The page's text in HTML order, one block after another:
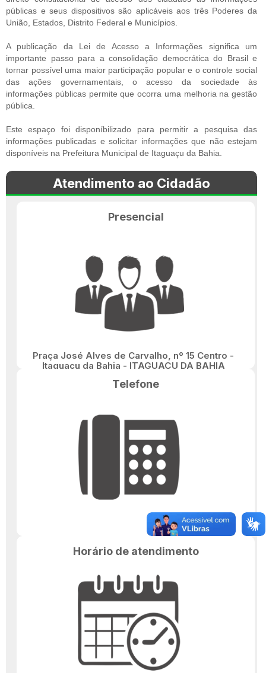
públicas e seus dispositivos são aplicáveis aos três Poderes da
União, Estados, Distrito Federal e Municípios.
A publicação da Lei de Acesso a Informações significa um
importante passo para a consolidação democrática do Brasil e
tornar possível uma maior participação popular e o controle social
das ações governamentais, o acesso da sociedade às
informações públicas permite que ocorra uma melhoria na gestão
pública.
Este espaço foi disponíbilizado para permitir a pesquisa das
informações publicadas e solicitar informações que não estejam
disponíveis na Prefeitura Municipal de Itaguaçu da Bahia.
Atendimento ao Cidadão
Presencial
Praça José Alves de Carvalho, nº 15 Centro -
Itaguaçu da Bahia - ITAGUAÇU DA BAHIA
Telefone
Horário de atendimento